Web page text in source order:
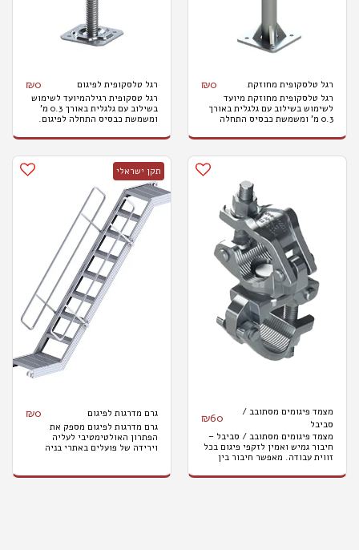
רגל טלסקופית מחוזקת ₪0
רגל טלסקופית מחוזקת מיועד
לשימוש בשילוב עם גלגלית באורך
0.3 מ' ומשמשת כבסיס התחלה
לאפשר פיצוי על משטחים לא
להשגה. בתקן ישראלי לפיגומים
רגל טלסקופית לפיגום ₪0
רגל טסקופית רגילהמיועד לשימוש
בשילוב עם גלגלית באורך 0.3 מ'
ומשמשת כבסיס התחלה לפיגום.
פיצוי על משטחים לא אחידים כך
מתאים לפיגום בתקן ישראלי 1139
בסיס ג'ק פיגומים מתכוונן
מצמד פיגומים מסתובב /
סביבל
₪60
מצמד פיגומים מסתובב / סביבל –
חיבור גמיש ואמין לזקפי פיגום בכל
זווית עבודה. מאפשר חיבור בין
מתאים לפיגומים מסוגים שונים
תקן ישראלי
גרם מדרגות לפיגום ₪0
גרם מדרגות לפיגום מספק את
הפתרון האולטימטיבי לעליה
וירידה של פועלים באתרי בניה
איכותיים, מתאים לפיגומי גרם